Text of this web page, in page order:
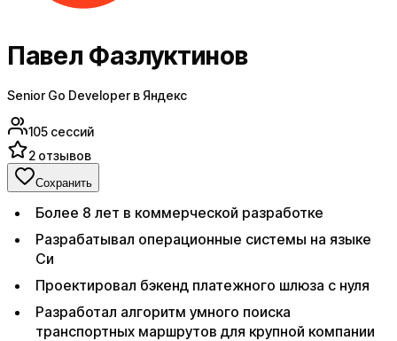
Павел Фазлуктинов
Senior Go Developer в Яндекс
105 сессий
2 отзывов
Сохранить
Более 8 лет в коммерческой разработке
Разрабатывал операционные системы на языке
Си
Проектировал бэкенд платежного шлюза с нуля
Разработал алгоритм умного поиска
транспортных маршрутов для крупной компании